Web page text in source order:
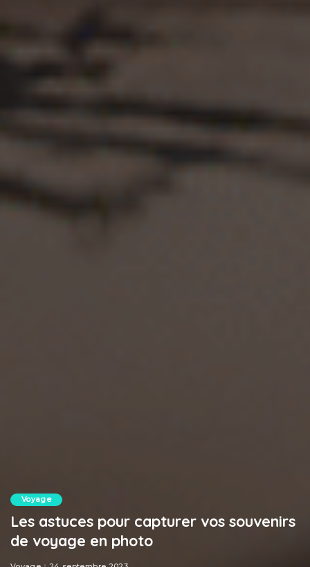
Voyage
Les astuces pour capturer vos souvenirs
de voyage en photo